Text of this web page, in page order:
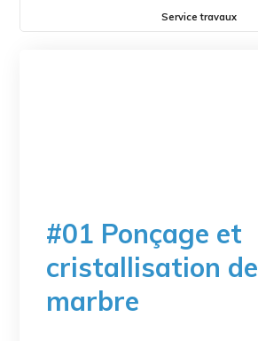
Service travaux
#01 Ponçage et
cristallisation de
marbre